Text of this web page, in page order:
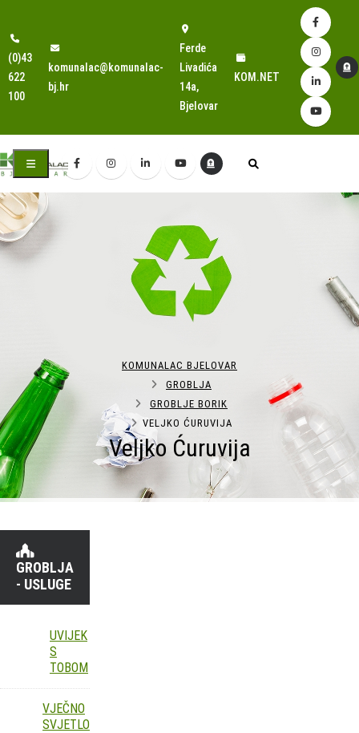
(0)43
622
100
komunalac@komunalac-
bj.hr
Ferde
Livadića
14a,
Bjelovar
KOM.NET
Veljko Ćuruvija
KOMUNALAC BJELOVAR
GROBLJA
GROBLJE BORIK
VELJKO ĆURUVIJA
GROBLJA
- USLUGE
UVIJEK
S
TOBOM
VJEČNO
SVJETLO